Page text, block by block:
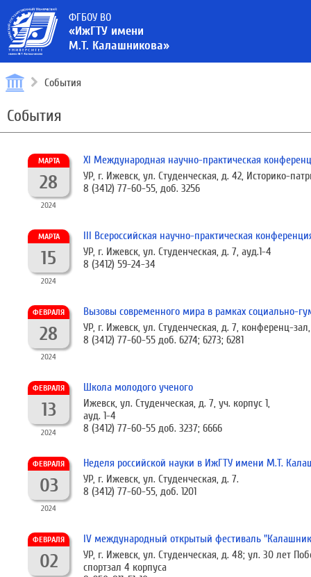
ФГБОУ ВО
«ИжГТУ имени
М.Т. Калашникова»
События
События
МАРТА
28
2024
XI Международная научно-практическая
УР, г. Ижевск, ул. Студенческая, д. 42, Историко-
8 (3412) 77-60-55, доб. 3256
МАРТА
15
2024
III Всероссийская научно-практическая
УР, г. Ижевск, ул. Студенческая, д. 7, ауд.1-4
8 (3412) 59-24-34
ФЕВРАЛЯ
28
2024
Вызовы современного мира в рамках социально-
УР, г. Ижевск, ул. Студенческая, д. 7, конференц-зал,
8 (3412) 77-60-55 доб. 6274; 6273; 6281
ФЕВРАЛЯ
13
2024
Школа молодого ученого
Ижевск, ул. Студенческая, д. 7, уч. корпус 1,
ауд. 1-4
8 (3412) 77-60-55 доб. 3237; 6666
ФЕВРАЛЯ
03
2024
Неделя российской науки в ИжГТУ имени М.Т.
УР, г. Ижевск, ул. Студенческая, д. 7.
8 (3412) 77-60-55, доб. 1201
ФЕВРАЛЯ
02
IV международный открытый фестиваль
УР, г. Ижевск, ул. Студенческая, д. 48; ул. 30 лет
спортзал 4 корпуса